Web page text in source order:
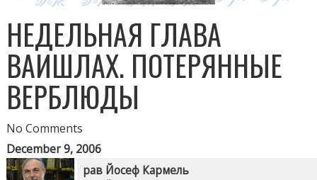
НЕДЕЛЬНАЯ ГЛАВА
ВАИШЛАХ. ПОТЕРЯННЫЕ
ВЕРБЛЮДЫ
No Comments
December 9, 2006
рав Йосеф Кармель